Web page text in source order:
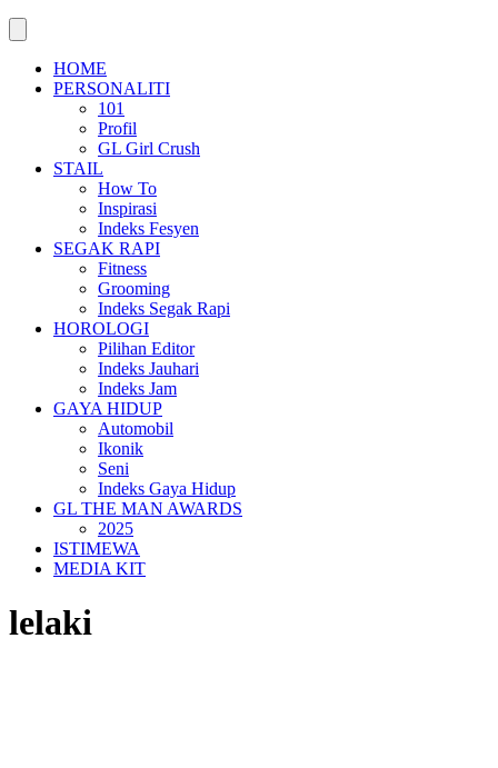
HOME
PERSONALITI
101
Profil
GL Girl Crush
STAIL
How To
Inspirasi
Indeks Fesyen
SEGAK RAPI
Fitness
Grooming
Indeks Segak Rapi
HOROLOGI
Pilihan Editor
Indeks Jauhari
Indeks Jam
GAYA HIDUP
Automobil
Ikonik
Seni
Indeks Gaya Hidup
GL THE MAN AWARDS
2025
ISTIMEWA
MEDIA KIT
lelaki